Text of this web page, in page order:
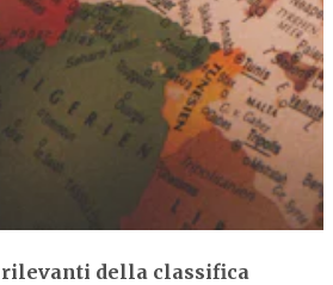
della classifica